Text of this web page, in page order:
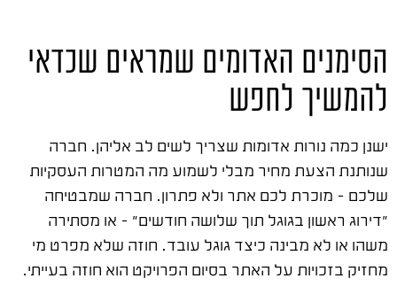
הסימנים האדומים שמראים שכדאי
להמשיך לחפש
ישנן כמה נורות אדומות שצריך לשים לב אליהן. חברה
שנותנת הצעת מחיר מבלי לשמוע מה המטרות העסקיות
שלכם – מוכרת לכם אתר ולא פתרון. חברה שמבטיחה
"דירוג ראשון בגוגל תוך שלושה חודשים" – או מסתירה
משהו או לא מבינה כיצד גוגל עובד. חוזה שלא מפרט מי
מחזיק בזכויות על האתר בסיום הפרויקט הוא חוזה בעייתי.